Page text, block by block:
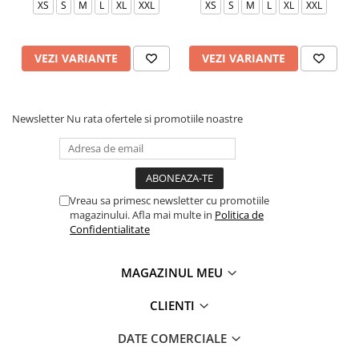
XS S M L XL XXL
VEZI VARIANTE
XS S M L XL XXL
VEZI VARIANTE
Newsletter Nu rata ofertele si promotiile noastre
Vreau sa primesc newsletter cu promotiile
magazinului. Afla mai multe in Politica de
Confidentialitate
MAGAZINUL MEU
CLIENTI
DATE COMERCIALE